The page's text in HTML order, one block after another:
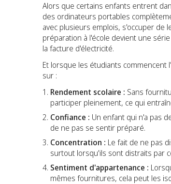
Alors que certains enfants entrent
des ordinateurs portables
avec plusieurs emplois, s'occuper
préparation à l'école devient une
la facture d'électricité.
Et lorsque les étudiants
sur :
Rendement scolaire : Sans
participer pleinement, ce qui
Confiance : Un enfant qui n'a pas
de ne pas se sentir préparé.
Concentration : Le fait de ne pas
surtout lorsqu'ils sont distraits par
Sentiment d'appartenance :
mêmes fournitures, cela peut les